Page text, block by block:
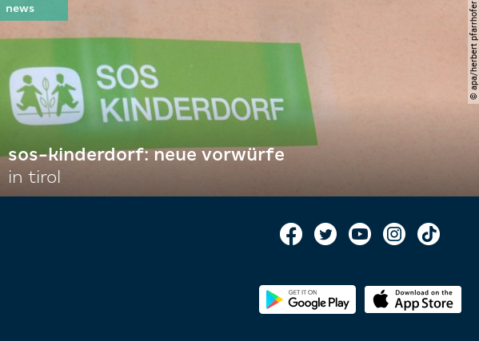
© apa/herbert pfarrhofer
sos-kinderdorf: neue vorwürfe
in tirol